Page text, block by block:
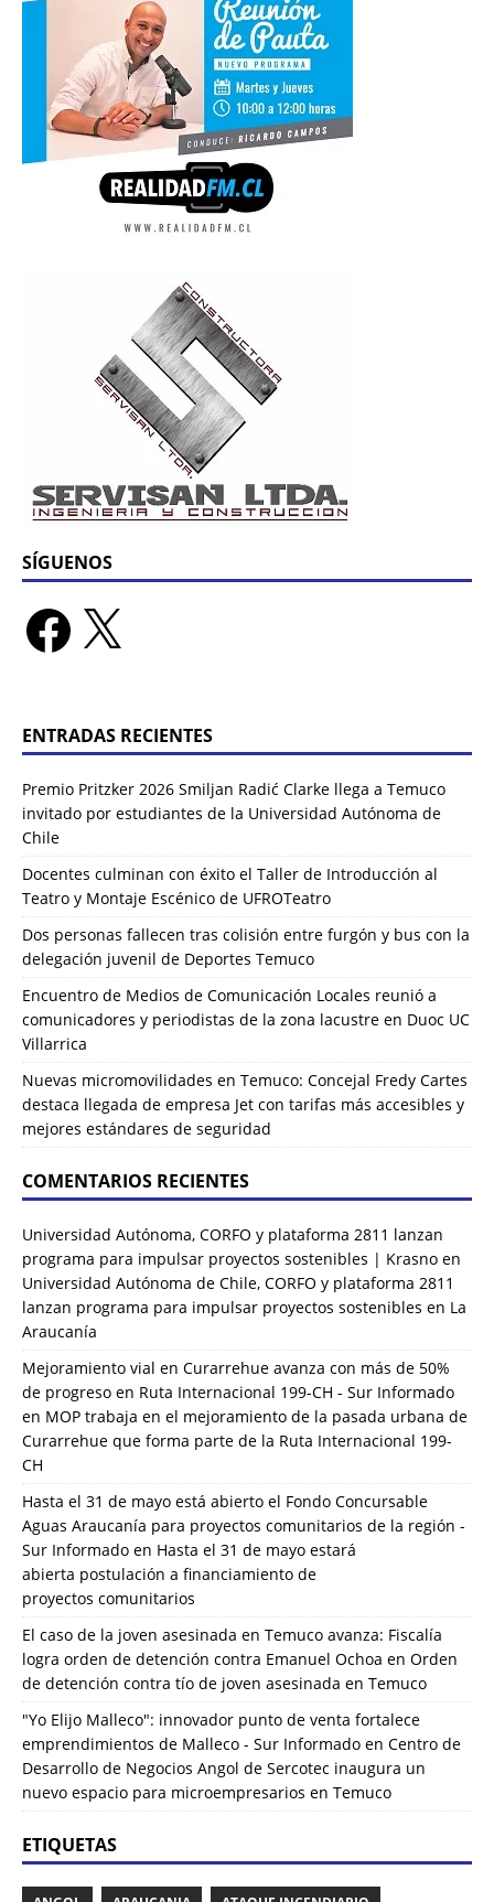
SÍGUENOS
ENTRADAS RECIENTES
Premio Pritzker 2026 Smiljan Radić Clarke llega a Temuco
invitado por estudiantes de la Universidad Autónoma de
Chile
Docentes culminan con éxito el Taller de Introducción al
Teatro y Montaje Escénico de UFROTeatro
Dos personas fallecen tras colisión entre furgón y bus con la
delegación juvenil de Deportes Temuco
Encuentro de Medios de Comunicación Locales reunió a
comunicadores y periodistas de la zona lacustre en Duoc UC
Villarrica
Nuevas micromovilidades en Temuco: Concejal Fredy Cartes
destaca llegada de empresa Jet con tarifas más accesibles y
mejores estándares de seguridad
COMENTARIOS RECIENTES
Universidad Autónoma, CORFO y plataforma 2811 lanzan
programa para impulsar proyectos sostenibles | Krasno en
Universidad Autónoma de Chile, CORFO y plataforma 2811
lanzan programa para impulsar proyectos sostenibles en La
Araucanía
Mejoramiento vial en Curarrehue avanza con más de 50%
de progreso en Ruta Internacional 199-CH - Sur Informado
en MOP trabaja en el mejoramiento de la pasada urbana de
Curarrehue que forma parte de la Ruta Internacional 199-
CH
Hasta el 31 de mayo está abierto el Fondo Concursable
Aguas Araucanía para proyectos comunitarios de la región -
Sur Informado en Hasta el 31 de mayo estará
abierta postulación a financiamiento de
proyectos comunitarios
El caso de la joven asesinada en Temuco avanza: Fiscalía
logra orden de detención contra Emanuel Ochoa en Orden
de detención contra tío de joven asesinada en Temuco
"Yo Elijo Malleco": innovador punto de venta fortalece
emprendimientos de Malleco - Sur Informado en Centro de
Desarrollo de Negocios Angol de Sercotec inaugura un
nuevo espacio para microempresarios en Temuco
ETIQUETAS